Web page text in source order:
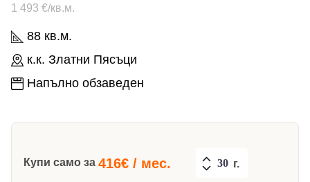
88 кв.м.
к.к. Златни Пясъци
Напълно обзаведен
1 493 €/кв.м.
Купи само за 416€ / мес. г.